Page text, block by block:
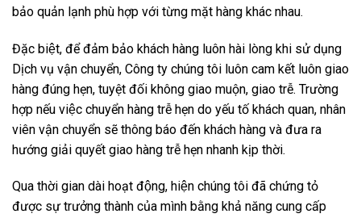
bảo quản lạnh phù hợp với từng mặt hàng khác nhau.
Đặc biệt, để đảm bảo khách hàng luôn hài lòng khi sử dụng
Dịch vụ vận chuyển, Công ty chúng tôi luôn cam kết luôn giao
hàng đúng hẹn, tuyệt đối không giao muộn, giao trễ. Trường
hợp nếu việc chuyển hàng trễ hẹn do yếu tố khách quan, nhân
viên vận chuyển sẽ thông báo đến khách hàng và đưa ra
hướng giải quyết giao hàng trễ hẹn nhanh kịp thời.
Qua thời gian dài hoạt động, hiện chúng tôi đã chứng tỏ
được sự trưởng thành của mình bằng khả năng cung cấp